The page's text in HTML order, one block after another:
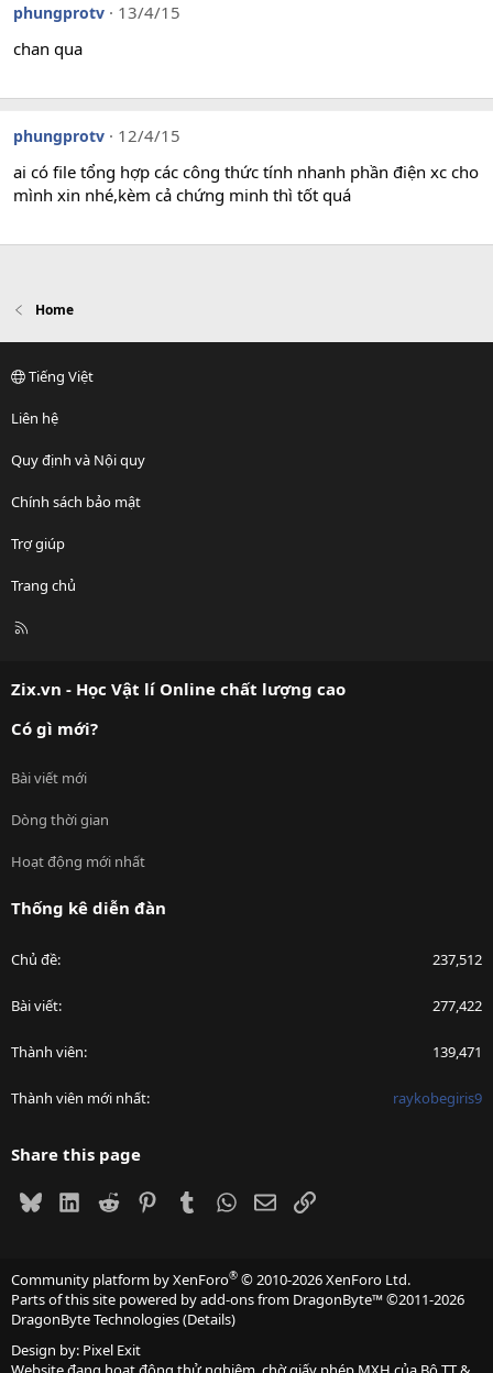
phungprotv
13/4/15
chan qua
phungprotv
12/4/15
ai có file tổng hợp các công thức tính nhanh phần điện xc cho
mình xin nhé,kèm cả chứng minh thì tốt quá
Home
Tiếng Việt
Liên hệ
Quy định và Nội quy
Chính sách bảo mật
Trợ giúp
Trang chủ
R
Zix.vn - Học Vật lí Online chất lượng cao
Có gì mới?
Bài viết mới
Dòng thời gian
Hoạt động mới nhất
Thống kê diễn đàn
Chủ đề 237,512
Bài viết 277,422
Thành viên 139,471
Thành viên mới nhất raykobegiris9
Share this page
BlueskyLinkedIn
Reddit PinterestTumblrWhatsApp
EmailLink
Community platform by XenForo® © 2010-2026 XenForo Ltd.
Parts of this site powered byadd-ons from DragonByte™©2011-2026
DragonByte Technologies(Details)
Design by: Pixel Exit